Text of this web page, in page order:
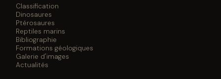
Escuer. 2006. Nuevos hallazgos de dinosaurios y
otros tetrápodos continentales en los Pirineos sur-
centrales y orientales: resultados preliminares [New
discoveries of dinosaurs and other continental
tetrapods in the south-central and eastern Pyrenees:
preliminary results]. III Jornadas Internacionales sobre
Paleontología de Dinosaurios y su Entorno Actas:365-
378
Classification
Dinosaures
Ptérosaures
Reptiles marins
Bibliographie
Formations géologiques
Galerie d'images
Actualités